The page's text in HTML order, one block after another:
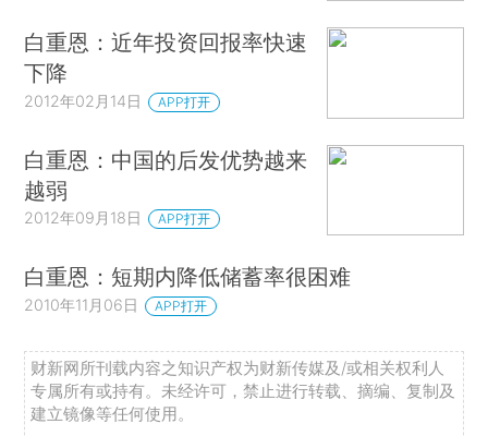
白重恩：近年投资回报率快速
下降
2012年02月14日 APP打开
白重恩：中国的后发优势越来
越弱
2012年09月18日 APP打开
白重恩：短期内降低储蓄率很困难
2010年11月06日 APP打开
财新网所刊载内容之知识产权为财新传媒及/或相关权利人
专属所有或持有。未经许可，禁止进行转载、摘编、复制及
建立镜像等任何使用。